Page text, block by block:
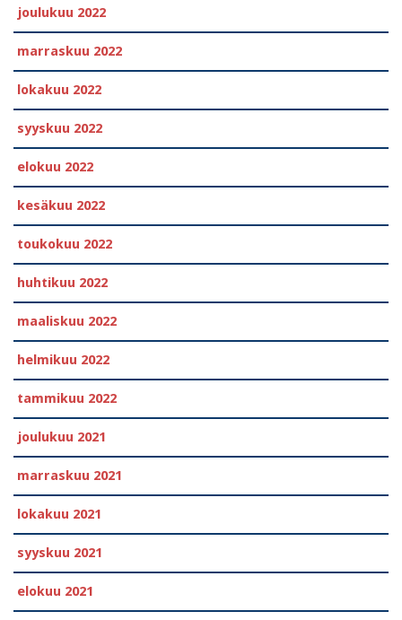
joulukuu 2022
marraskuu 2022
lokakuu 2022
syyskuu 2022
elokuu 2022
kesäkuu 2022
toukokuu 2022
huhtikuu 2022
maaliskuu 2022
helmikuu 2022
tammikuu 2022
joulukuu 2021
marraskuu 2021
lokakuu 2021
syyskuu 2021
elokuu 2021